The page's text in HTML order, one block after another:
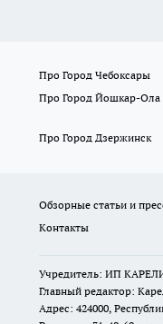
Про Город Чебоксары
Про Город Йошкар-Ола
Про Город Дзержинск
Обзорные статьи и
Контакты
Учредитель: ИП
Главный редактор:
Адрес: 424000,